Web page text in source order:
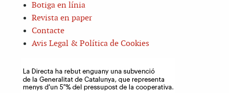
Botiga en línia
Revista en paper
Contacte
Avis Legal & Política de Cookies